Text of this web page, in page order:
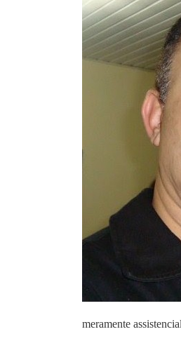
meramente